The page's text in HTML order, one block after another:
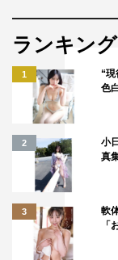
よかった」と思
いきたいです。
©光文社/週刊
ランキング
1
“現
色
2
小
真
3
軟
「